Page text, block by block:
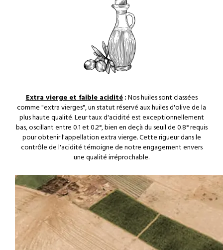
Extra vierge et faible acidité:Nos huiles sont classées
comme "extra vierges", un statut réservé aux huiles d'olive de la
plus haute qualité. Leur taux d'acidité est exceptionnellement
bas, oscillant entre 0.1 et 0.2°, bien en deçà du seuil de 0.8° requis
pour obtenir l'appellation extra vierge. Cette rigueur dans le
contrôle de l'acidité témoigne de notre engagement envers
une qualité irréprochable.